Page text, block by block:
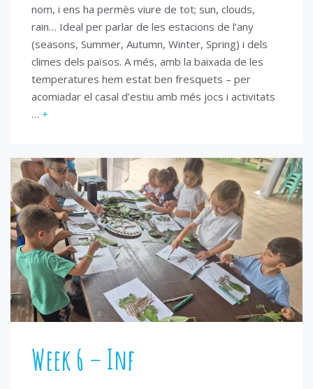
nom, i ens ha permès viure de tot; sun, clouds,
rain… Ideal per parlar de les estacions de l’any
(seasons, Summer, Autumn, Winter, Spring) i dels
climes dels països. A més, amb la baixada de les
temperatures hem estat ben fresquets – per
acomiadar el casal d’estiu amb més jocs i activitats
… +
Week 6 – Inf